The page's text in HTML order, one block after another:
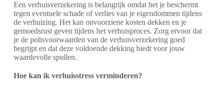
Een verhuisverzekering is belangrijk omdat het je beschermt
tegen eventuele schade of verlies van je eigendommen tijdens
de verhuizing. Het kan onvoorziene kosten dekken en je
gemoedsrust geven tijdens het verhuisproces. Zorg ervoor dat
je de polisvoorwaarden van de verhuisverzekering goed
begrijpt en dat deze voldoende dekking biedt voor jouw
waardevolle spullen.
Hoe kan ik verhuisstress verminderen?